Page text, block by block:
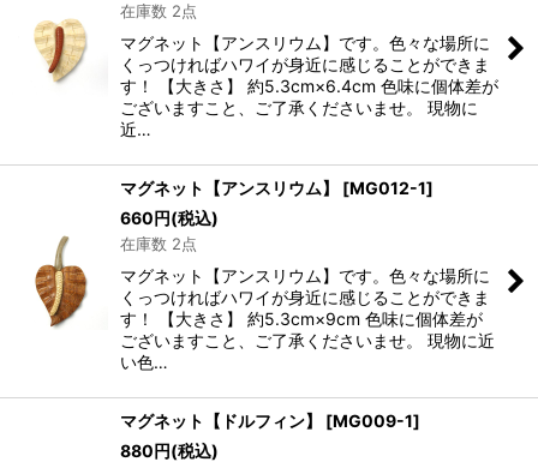
在庫数 2点
マグネット【アンスリウム】です。色々な場所に
くっつければハワイが身近に感じることができま
す！ 【大きさ】 約5.3cm×6.4cm 色味に個体差が
ございますこと、ご了承くださいませ。 現物に
近…
マグネット【アンスリウム】 [MG012-1]
660円(税込)
在庫数 2点
マグネット【アンスリウム】です。色々な場所に
くっつければハワイが身近に感じることができま
す！ 【大きさ】 約5.3cm×9cm 色味に個体差が
ございますこと、ご了承くださいませ。 現物に近
い色…
マグネット【ドルフィン】 [MG009-1]
880円(税込)